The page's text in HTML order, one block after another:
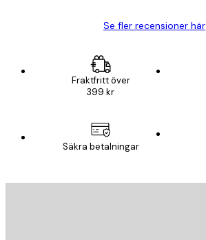
Se fler recensioner här
Fraktfritt över
399 kr
Säkra betalningar